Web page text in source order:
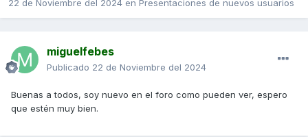
22 de Noviembre del 2024 en Presentaciones de nuevos usuarios
miguelfebes
Publicado 22 de Noviembre del 2024
Buenas a todos, soy nuevo en el foro como pueden ver, espero
que estén muy bien.